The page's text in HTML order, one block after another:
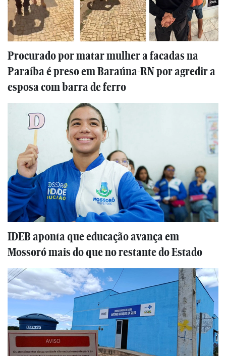
Procurado por matar mulher a facadas na
Paraíba é preso em Baraúna-RN por agredir a
esposa com barra de ferro
IDEB aponta que educação avança em
Mossoró mais do que no restante do Estado